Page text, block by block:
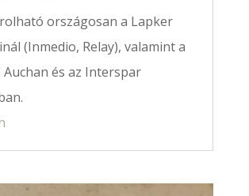
országosan a Lapker
(Inmedio, Relay), valamint a
Auchan és az Interspar